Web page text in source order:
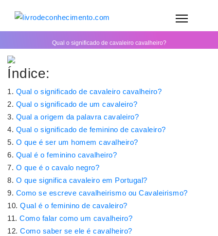
Qual o significado de cavaleiro cavalheiro?
Índice:
Qual o significado de cavaleiro cavalheiro?
Qual o significado de um cavaleiro?
Qual a origem da palavra cavaleiro?
Qual o significado de feminino de cavaleiro?
O que é ser um homem cavalheiro?
Qual é o feminino cavalheiro?
O que é o cavalo negro?
O que significa cavaleiro em Portugal?
Como se escreve cavalheirismo ou Cavaleirismo?
Qual é o feminino de cavaleiro?
Como falar como um cavalheiro?
Como saber se ele é cavalheiro?